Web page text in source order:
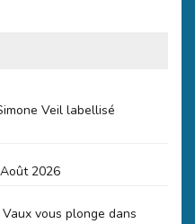
Veil labellisé
2026
vous plonge dans